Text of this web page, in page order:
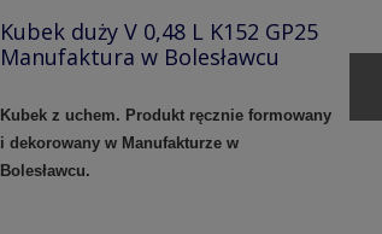
Kubek duży V 0,48 L K152 GP25
Manufaktura w Bolesławcu
Kubek z uchem. Produkt ręcznie formowany
i dekorowany w Manufakturze w
Bolesławcu.